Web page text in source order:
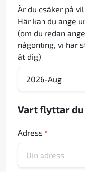
Är du osäker på
Här kan du ange
(om du redan
någonting, vi har
åt dig).
Vart flyttar
Adress *